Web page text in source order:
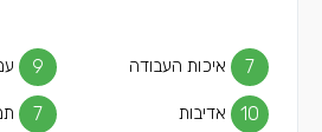
איכות העבודה 7
9
אדיבות 10
7